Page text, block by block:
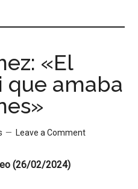
«El
que amaba
Leave a Comment
(26/02/2024)